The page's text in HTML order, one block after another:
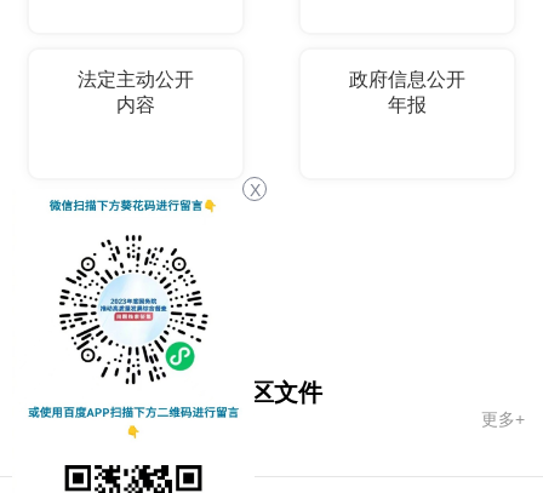
法定主动公开
内容
政府信息公开
年报
国务院文件 自治区文件
市政府文件
更多+
X